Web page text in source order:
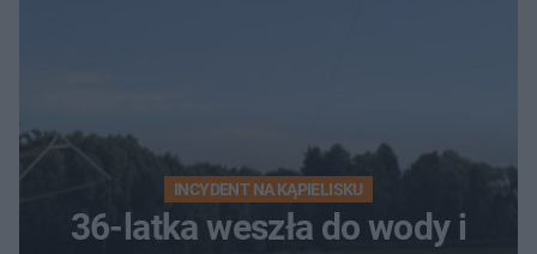
INCYDENT NA KĄPIELISKU
36-latka weszła do wody i